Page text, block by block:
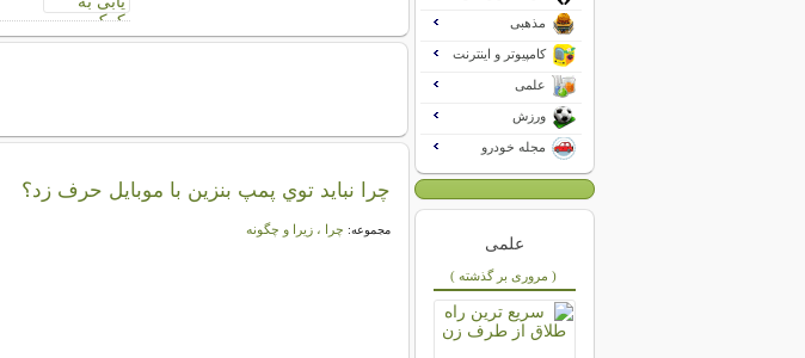
چرا نبايد توي پمپ بنزين با موبايل حرف زد؟
مجموعه: چرا ، زیرا و چگونه
مذهبی
کامپیوتر و اینترنت
علمی
ورزش
مجله خودرو
علمی
( مروری بر گذشته )